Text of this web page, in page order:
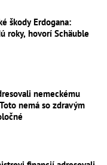
škody Erdogana:
roky, hovorí Schäuble
nemeckému
nemá so zdravým